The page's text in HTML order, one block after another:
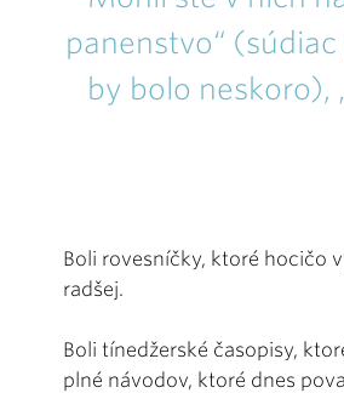
panenstvo“
by bolo neskoro),
Boli rovesníčky, ktoré hocičo
radšej.
Boli tínedžerské časopisy,
plné návodov, ktoré dnes